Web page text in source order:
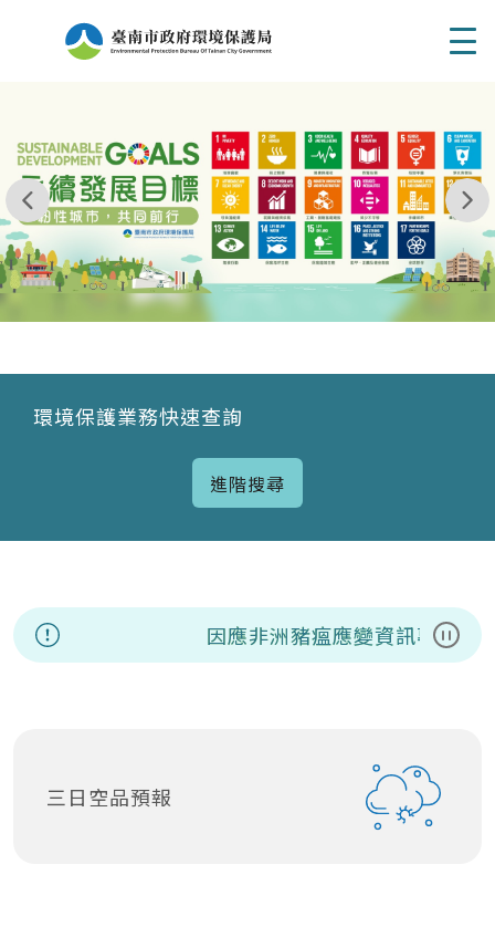
環境保護業務快速查詢
進階搜尋
暫停
因應非洲豬瘟應變資訊專區
三日空品預報